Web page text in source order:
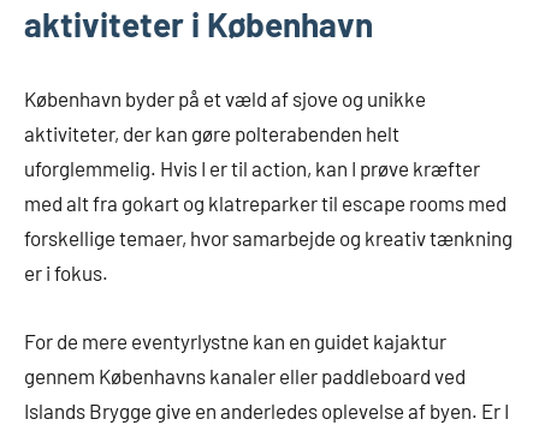
aktiviteter i København
København byder på et væld af sjove og unikke
aktiviteter, der kan gøre polterabenden helt
uforglemmelig. Hvis I er til action, kan I prøve kræfter
med alt fra gokart og klatreparker til escape rooms med
forskellige temaer, hvor samarbejde og kreativ tænkning
er i fokus.
For de mere eventyrlystne kan en guidet kajaktur
gennem Københavns kanaler eller paddleboard ved
Islands Brygge give en anderledes oplevelse af byen. Er I